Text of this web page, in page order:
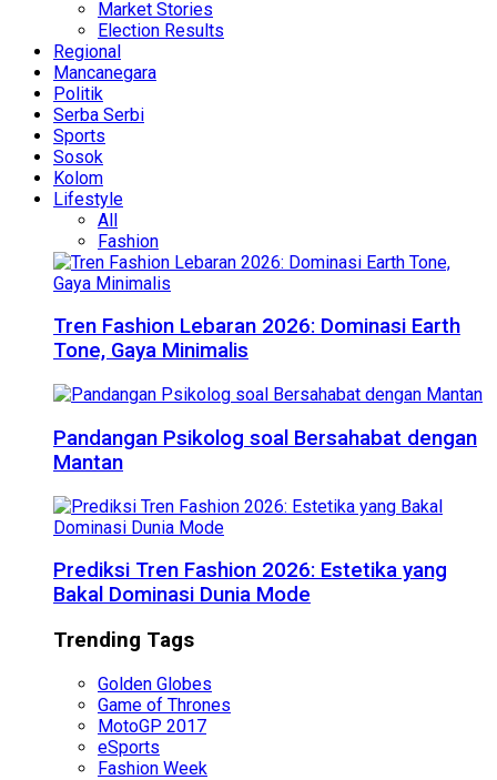
Market Stories
Election Results
Regional
Mancanegara
Politik
Serba Serbi
Sports
Sosok
Kolom
Lifestyle
All
Fashion
Tren Fashion Lebaran 2026: Dominasi Earth
Tone, Gaya Minimalis
Pandangan Psikolog soal Bersahabat dengan
Mantan
Prediksi Tren Fashion 2026: Estetika yang
Bakal Dominasi Dunia Mode
Trending Tags
Golden Globes
Game of Thrones
MotoGP 2017
eSports
Fashion Week